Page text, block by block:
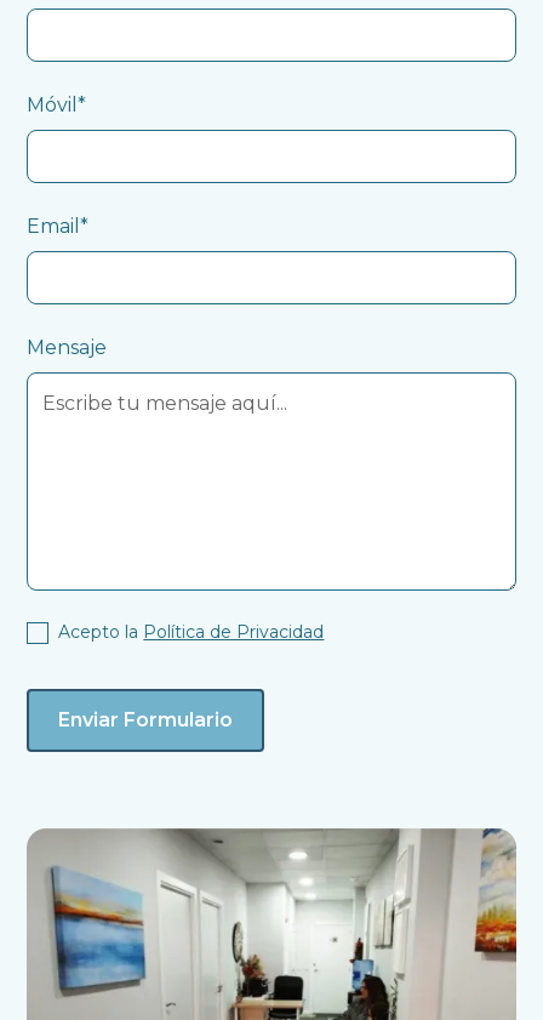
Móvil*
Email*
Mensaje
Acepto la Política de Privacidad